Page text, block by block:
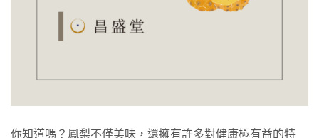
你知道嗎？鳳梨不僅美味，還擁有許多對健康極有益的特